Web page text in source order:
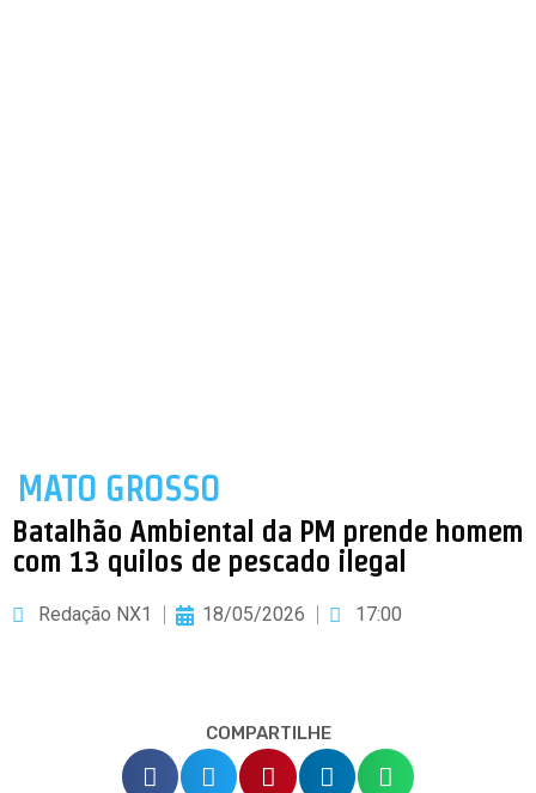
MATO GROSSO
Batalhão Ambiental da PM prende homem
com 13 quilos de pescado ilegal
Redação NX1 18/05/2026 17:00
COMPARTILHE